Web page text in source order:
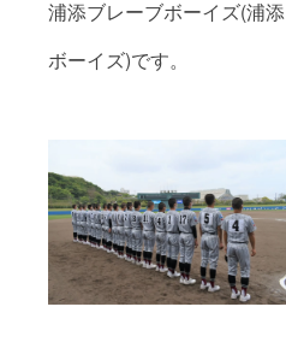
浦添ブレーブボーイズ(浦添
ボーイズ)です。